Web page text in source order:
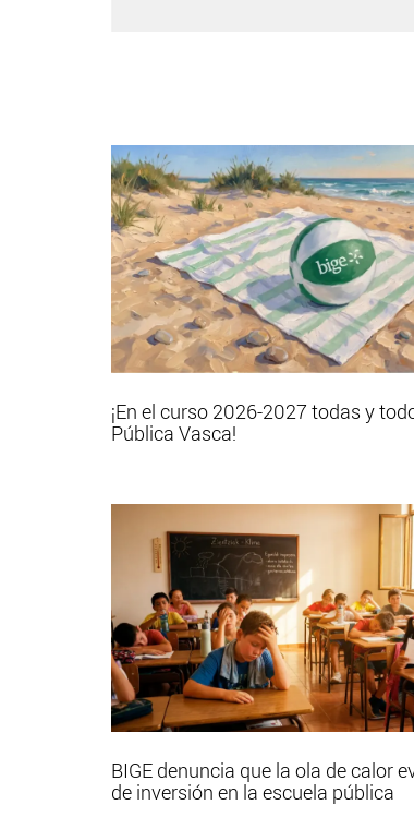
¡En el curso 2026-2027 todas y
Pública Vasca!
BIGE denuncia que la ola de calor
de inversión en la escuela pública